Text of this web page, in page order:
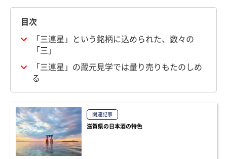
目次
「三連星」という銘柄に込められた、数々の
「三」
「三連星」の蔵元見学では量り売りもたのしめ
る
関連記事
滋賀県の日本酒の特色